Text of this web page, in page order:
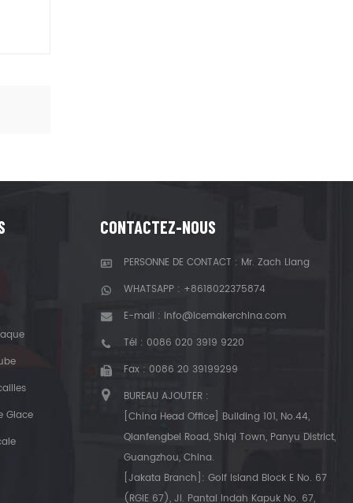
Glace
CONTACTEZ-NOUS
PERSONNE DE CONTACT : Mr. Zach Liang
WHATSAPP : +8618022375874
E-mail : info@icemakerchina.com
Tél : 0086 020 3919 9220
Fax : 0086 20 39199299
BUREAU AJOUTER :
[China Head Office] Building 101, No.44,
Qianfengbei Road, Shiqi Town, Panyu District,
Guangzhou, China.
[Jakata Branch]: Golf Island Block E No. 67
(RGIE 67), Jl. Pantai Indah Kapuk No. 67,